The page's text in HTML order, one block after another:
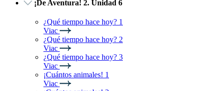
¡De Aventura! 2. Unidad 6
¿Qué tiempo hace hoy? 1
Viac
¿Qué tiempo hace hoy? 2
Viac
¿Qué tiempo hace hoy? 3
Viac
¡Cuántos animales! 1
Viac